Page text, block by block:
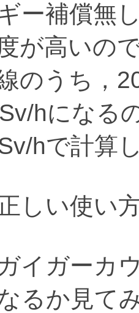
ー補償無
が高いの
のうち，
hになる
hで計算
しい使い
イガーカ
るか見て